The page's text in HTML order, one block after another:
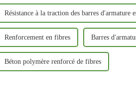
Résistance à la traction des barres d'armature
Renforcement en fibres Barres
Béton polymère renforcé de fibres